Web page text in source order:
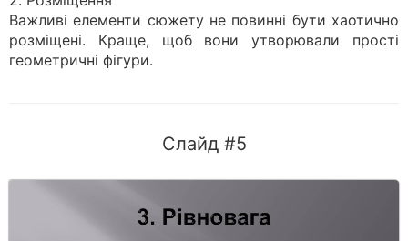
Важливі елементи сюжету не повинні бути хаотично
розміщені. Краще, щоб вони утворювали прості
геометричні фігури.
Слайд #5